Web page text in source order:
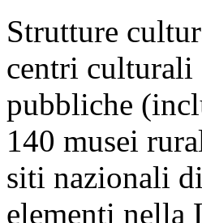
Strutture
centri
pubbliche
140 musei
siti nazionali
elementi nella